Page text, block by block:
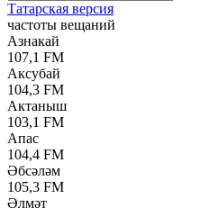
Татарская версия
частоты вещаний
Азнакай
107,1 FM
Аксубай
104,3 FM
Актаныш
103,1 FM
Апас
104,4 FM
Әбсәләм
105,3 FM
Әлмәт